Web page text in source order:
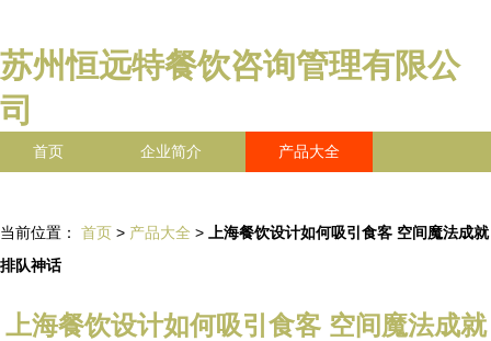
苏州恒远特餐饮咨询管理有限公
司
首页 企业简介 产品大全
当前位置： 首页 > 产品大全 >
上海餐饮设计如何吸引食客 空间魔法成就
排队神话
上海餐饮设计如何吸引食客 空间魔法成就